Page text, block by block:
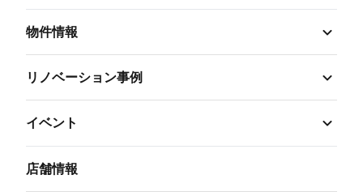
物件情報
リノベーション事例
イベント
店舗情報